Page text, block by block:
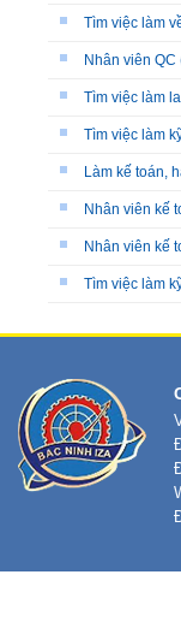
Tìm việc làm
Nhân viên QC
Tìm việc làm
Tìm việc làm
Làm kế toán,
Nhân viên kế
Nhân viên kế
Tìm việc làm